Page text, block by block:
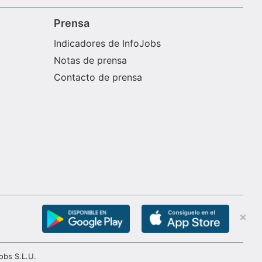
Prensa
Indicadores de InfoJobs
Notas de prensa
Contacto de prensa
S.L.U.